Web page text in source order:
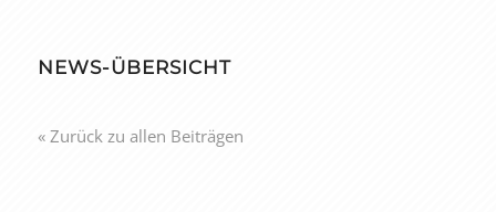
NEWS-ÜBERSICHT
« Zurück zu allen Beiträgen